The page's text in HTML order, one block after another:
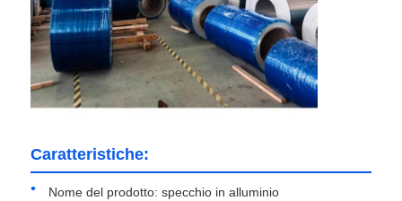
Notizie
Casi
Rotolo di foglio di alluminio
Caratteristiche:
Nome del prodotto: specchio in alluminio